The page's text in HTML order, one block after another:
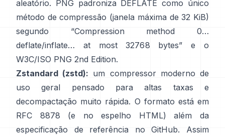
aleatório. PNG padroniza DEFLATE como único
método de compressão (janela máxima de 32 KiB)
segundo
“Compression method 0…
deflate/inflate… at most 32768 bytes”
e o
W3C/ISO PNG 2nd Edition.
Zstandard (zstd): um compressor moderno de
uso geral pensado para altas taxas e
decompactação muito rápida. O formato está em
RFC 8878
(e no espelho HTML) além da
especificação de referência
no GitHub. Assim